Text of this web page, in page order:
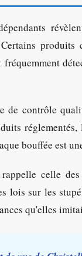
fréquemment
de contrôle
bouffée est
celle
lois sur les
qu'elles